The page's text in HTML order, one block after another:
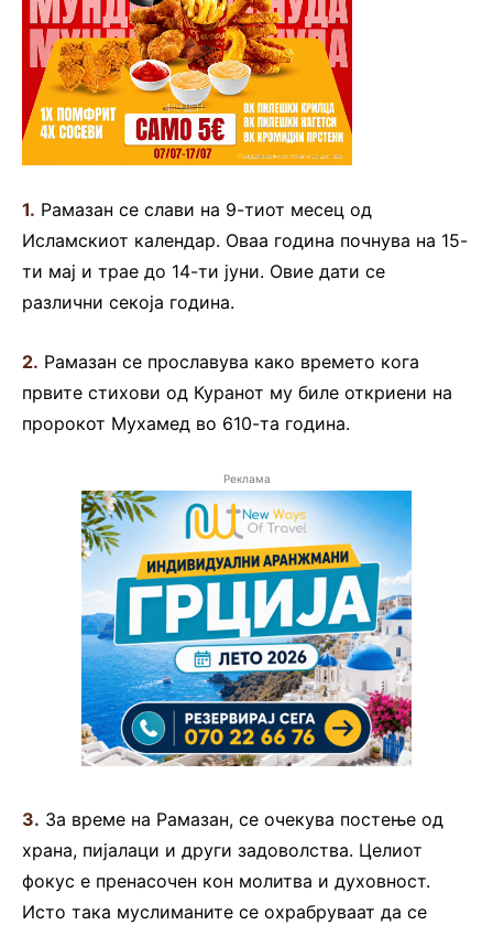
1. Рамазан се слави на 9-тиот месец од
Исламскиот календар. Оваа година почнува на 15-
ти мај и трае до 14-ти јуни. Овие дати се
различни секоја година.
2. Рамазан се прославува како времето кога
првите стихови од Куранот му биле откриени на
пророкот Мухамед во 610-та година.
Реклама
3. За време на Рамазан, се очекува постење од
храна, пијалаци и други задоволства. Целиот
фокус е пренасочен кон молитва и духовност.
Исто така муслиманите се охрабруваат да се